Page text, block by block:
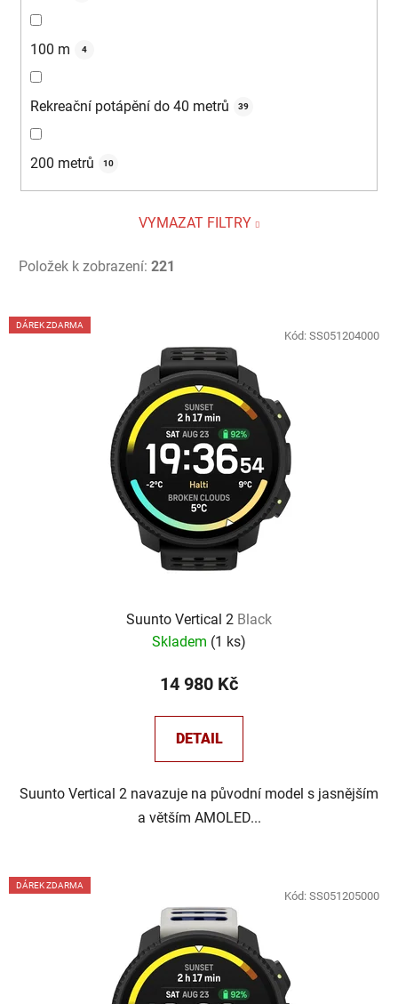
100 m 4
Rekreační potápění do 40 metrů 39
200 metrů 10
VYMAZAT FILTRY
Položek k zobrazení: 221
V
ý
DÁREK ZDARMA
Suunto Vertical 2 Black
Skladem (1 ks)
14 980 Kč
DETAIL
Suunto Vertical 2 navazuje na původní model s jasnějším
a větším AMOLED...
Kód: SS051204000
DÁREK ZDARMA
Kód: SS051205000